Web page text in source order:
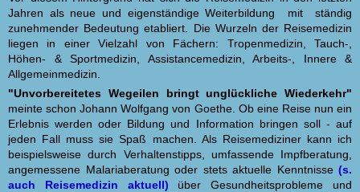
Jahren als neue und eigenständige Weiterbildung mit ständig
zunehmender Bedeutung etabliert.
Die Wurzeln der Reisemedizin
liegen in einer Vielzahl von Fächern: Tropenmedizin, Tauch-,
Höhen- & Sportmedizin, Assistancemedizin, Arbeits-, Innere &
Allgemeinmedizin.
"Unvorbereitetes Wegeilen bringt unglückliche Wiederkehr"
meinte schon Johann Wolfgang von Goethe. Ob eine Reise nun ein
Erlebnis werden oder Bildung und Information bringen soll - auf
jeden Fall muss sie Spaß machen. Als Reisemediziner kann ich
beispielsweise durch Verhaltenstipps, umfassende Impfberatung,
angemessene Malariaberatung oder stets aktuelle Kenntnisse (s.
auch Reisemedizin aktuell) über Gesundheitsprobleme und